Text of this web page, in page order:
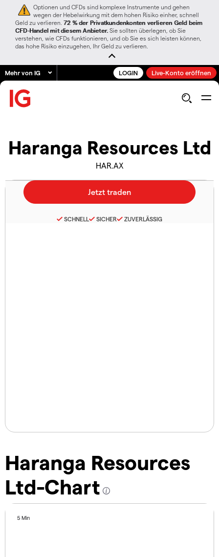
Optionen und CFDs sind komplexe Instrumente und gehen
wegen der Hebelwirkung mit dem hohen Risiko einher, schnell
Geld zu verlieren. 72 % der Privatkundenkonten verlieren Geld beim
CFD-Handel mit diesem Anbieter. Sie sollten überlegen, ob Sie
verstehen, wie CFDs funktionieren, und ob Sie es sich leisten können,
das hohe Risiko einzugehen, Ihr Geld zu verlieren.
Mehr von IG LOGIN Live-Konto eröffnen
Haranga Resources Ltd
HAR.AX
Haranga Resources
Ltd-Chart
5 Min
SCHNELL SICHER ZUVERLÄSSIG